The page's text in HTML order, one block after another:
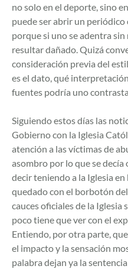
no solo en el deporte, sino
puede ser abrir un
porque si uno se adentra
resultar dañado. Quizá
consideración previa del
es el dato, qué
fuentes podría uno
Siguiendo estos días las
Gobierno con la Iglesia
atención a las víctimas de
asombro por lo que se decía
decir teniendo a la Iglesia en
quedado con el borbotón
cauces oficiales de la
poco tiene que ver con el
Entiendo, por otra parte,
el impacto y la sensación
palabra dejan ya la